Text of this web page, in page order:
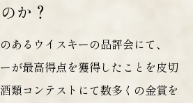
か？
あるウイスキーの品評会にて、
が最高得点を獲得したことを皮切
類コンテストにて数多くの金賞を